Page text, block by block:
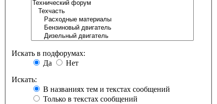
Искать в подфорумах:
Да
Нет
Искать:
В названиях тем и текстах сообщений
Только в текстах сообщений